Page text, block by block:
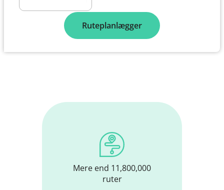
Ruteplanlægger
Mere end 11,800,000
ruter